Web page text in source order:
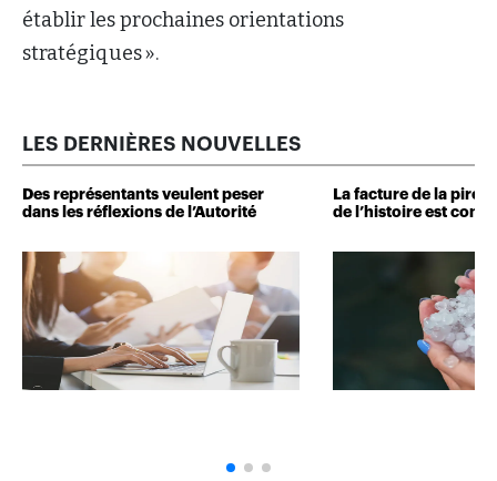
établir les prochaines orientations
stratégiques ».
LES DERNIÈRES NOUVELLES
Des représentants veulent peser
dans les réflexions de l’Autorité
La facture de la pire
de l’histoire est